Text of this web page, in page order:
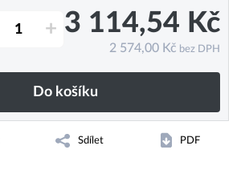
+ 3 114,54 Kč
2 574,00 Kč bez DPH
Do košíku
Sdílet PDF